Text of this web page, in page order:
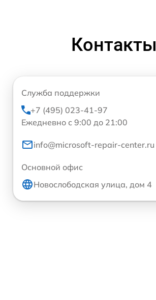
Контакты
Служба поддержки
+7 (495) 023-41-97
Ежедневно с 9:00 до 21:00
info@microsoft-repair-center.ru
Основной офис
Новослободская улица, дом 4